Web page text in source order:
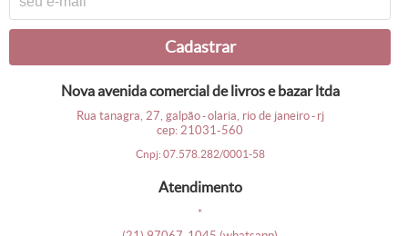
cadastrar
nova avenida comercial de livros e bazar ltda
rua tanagra, 27, galpão-olaria, rio de janeiro- rj
cep: 21031-560
cnpj: 07.578.282/0001-58
atendimento
*